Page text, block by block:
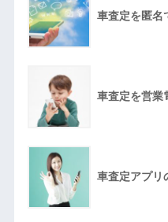
車査定を匿名
車査定を営業
車査定アプリ